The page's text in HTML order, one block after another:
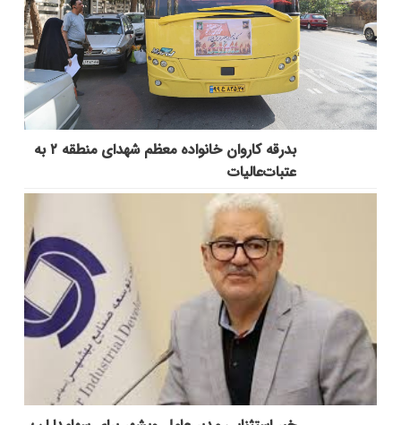
بدرقه کاروان خانواده معظم شهدای منطقه ۲ به
عتبات‌عالیات